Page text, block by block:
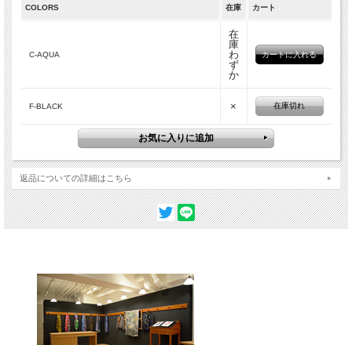
COLORS 在庫 カート
C-AQUA
在
庫
わ
ず
か
F-BLACK × 在庫切れ
返品についての詳細はこちら